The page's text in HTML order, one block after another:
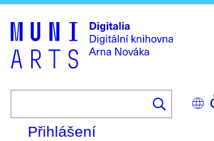
Select
your
Přihlášení